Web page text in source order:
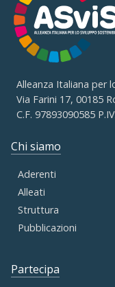
Alleanza Italiana per
Via Farini 17, 00185
C.F. 97893090585
Chi siamo
Aderenti
Alleati
Struttura
Pubblicazioni
Partecipa